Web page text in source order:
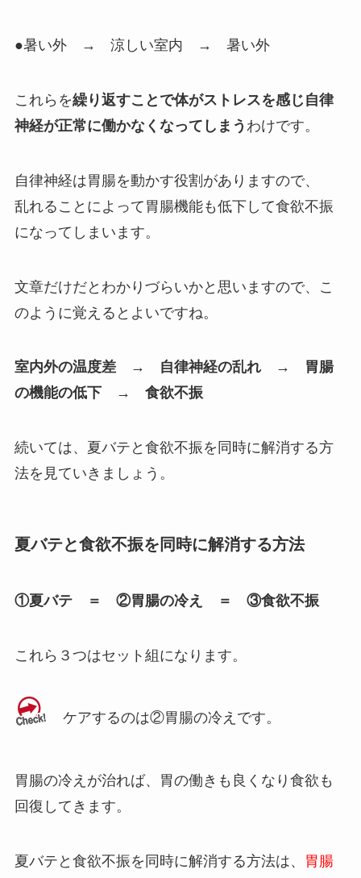
●暑い外 → 涼しい室内 → 暑い外
これらを繰り返すことで体がストレスを感じ自律
神経が正常に働かなくなってしまう わけです。
自律神経は胃腸を動かす役割がありますので、
乱れることによって胃腸機能も低下して食欲不振
になってしまいます。
文章だけだとわかりづらいかと思いますので、こ
のように覚えるとよいですね。
室内外の温度差 → 自律神経の乱れ → 胃腸
の機能の低下 → 食欲不振
続いては、夏バテと食欲不振を同時に解消する方
法を見ていきましょう。
夏バテと食欲不振を同時に解消する方法
①夏バテ ＝ ②胃腸の冷え ＝ ③食欲不振
これら３つはセット組になります。
ケアするのは②胃腸の冷えです。
胃腸の冷えが治れば、胃の働きも良くなり食欲も
回復してきます。
夏バテと食欲不振を同時に解消する方法は、
胃腸